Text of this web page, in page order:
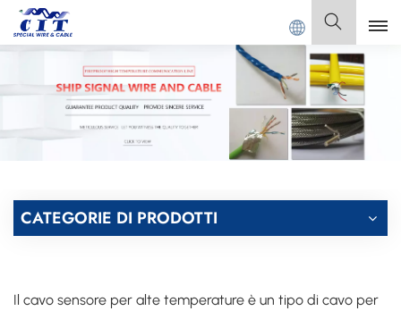
Benvenuto a GUANGDONG CIT SPECIAL CABLE Co., Ltd.
Italiano
English
Français
Italiano
CATEGORIE DI PRODOTTI
Il cavo sensore per alte temperature è un tipo di cavo per